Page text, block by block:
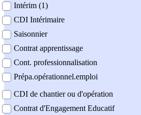
Intérim (1)
CDI Intérimaire
Saisonnier
Contrat apprentissage
Cont. professionnalisation
Prépa.opérationnel.emploi
CDI de chantier ou d'opération
Contrat d'Engagement Educatif